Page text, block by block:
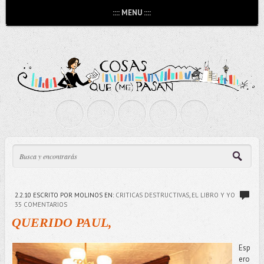
:::: MENU ::::
2.2.10 ESCRITO POR MOLINOS EN: CRITICAS DESTRUCTIVAS, EL LIBRO Y YO
35 COMENTARIOS
QUERIDO PAUL,
Esp
ero